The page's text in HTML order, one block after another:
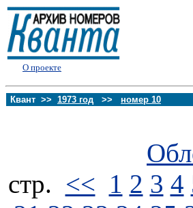
О проекте
Квант >> 1973 год >> номер 10
стp. << 1 2 3 4